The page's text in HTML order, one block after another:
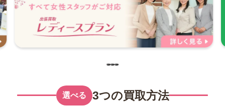
選べる 3つの買取方法